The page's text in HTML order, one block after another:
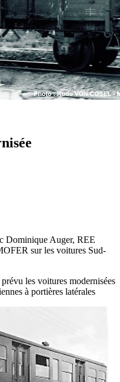
Dominique Auger, REE
sur les voitures Sud-
les voitures modernisées
à portières latérales